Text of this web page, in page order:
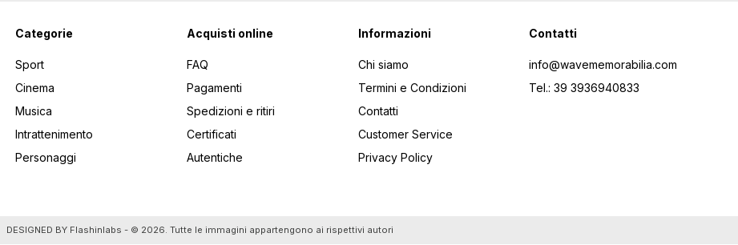
Categorie
Sport
Cinema
Musica
Intrattenimento
Personaggi
Acquisti online
FAQ
Pagamenti
Spedizioni e ritiri
Certificati
Autentiche
Informazioni
Chi siamo
Termini e Condizioni
Contatti
Customer Service
Privacy Policy
Contatti
info@wavememorabilia.com
Tel.: 39 3936940833
DESIGNED BY Flashinlabs - © 2026. Tutte le immagini appartengono ai rispettivi autori